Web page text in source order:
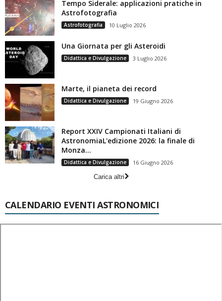
Tempo Siderale: applicazioni pratiche in
Astrofotografia
Astrofotografia 10 Luglio 2026
Una Giornata per gli Asteroidi
Didattica e Divulgazione 3 Luglio 2026
Marte, il pianeta dei record
Didattica e Divulgazione 19 Giugno 2026
Report XXIV Campionati Italiani di
AstronomiaL'edizione 2026: la finale di
Monza...
Didattica e Divulgazione
16 Giugno 2026
Carica altri
CALENDARIO EVENTI ASTRONOMICI